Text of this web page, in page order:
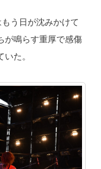
う日が沈みかけて
が鳴らす重厚で感傷
た。